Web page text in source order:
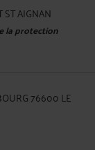
AIGNAN
la protection
76600 LE